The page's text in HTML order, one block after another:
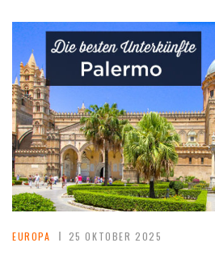
EUROPA 25 OKTOBER 2025